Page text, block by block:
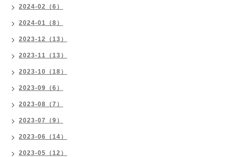
2024-02（6）
2024-01（8）
2023-12（13）
2023-11（13）
2023-10（18）
2023-09（6）
2023-08（7）
2023-07（9）
2023-06（14）
2023-05（12）